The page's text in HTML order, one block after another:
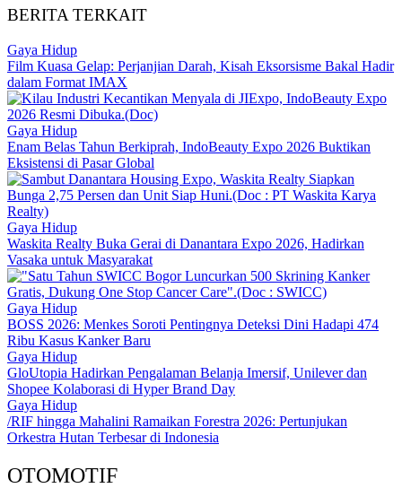
BERITA TERKAIT
Gaya Hidup
Film Kuasa Gelap: Perjanjian Darah, Kisah Eksorsisme Bakal Hadir
dalam Format IMAX
Gaya Hidup
Enam Belas Tahun Berkiprah, IndoBeauty Expo 2026 Buktikan
Eksistensi di Pasar Global
Gaya Hidup
Waskita Realty Buka Gerai di Danantara Expo 2026, Hadirkan
Vasaka untuk Masyarakat
Gaya Hidup
BOSS 2026: Menkes Soroti Pentingnya Deteksi Dini Hadapi 474
Ribu Kasus Kanker Baru
Gaya Hidup
GloUtopia Hadirkan Pengalaman Belanja Imersif, Unilever dan
Shopee Kolaborasi di Hyper Brand Day
Gaya Hidup
/RIF hingga Mahalini Ramaikan Forestra 2026: Pertunjukan
Orkestra Hutan Terbesar di Indonesia
OTOMOTIF